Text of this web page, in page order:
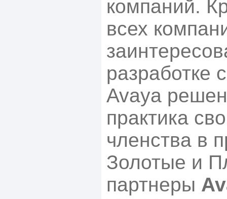
компаний.
всех
разработке
Avaya
практика
членства в
Золотые и
партнеры